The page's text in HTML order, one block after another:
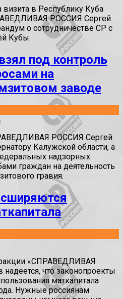
визита в Республику Куба
РОССИЯ Сергей
о сотрудничестве СР с
Кубы.
под контроль
на
заводе
РОССИЯ Сергей
Калужской области, а
надзорных
граждан на деятельность
гравия.
«СПРАВЕДЛИВАЯ
что законопроекты
маткапитала
Нужные россиянам